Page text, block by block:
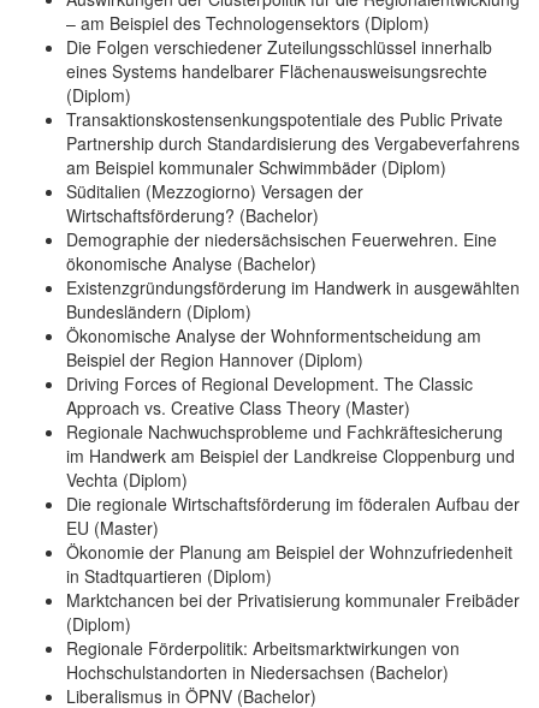
– am Beispiel des Technologensektors (Diplom)
Die Folgen verschiedener Zuteilungsschlüssel innerhalb
eines Systems handelbarer Flächenausweisungsrechte
(Diplom)
Transaktionskostensenkungspotentiale des Public Private
Partnership durch Standardisierung des Vergabeverfahrens
am Beispiel kommunaler Schwimmbäder (Diplom)
Süditalien (Mezzogiorno) Versagen der
Wirtschaftsförderung? (Bachelor)
Demographie der niedersächsischen Feuerwehren. Eine
ökonomische Analyse (Bachelor)
Existenzgründungsförderung im Handwerk in ausgewählten
Bundesländern (Diplom)
Ökonomische Analyse der Wohnformentscheidung am
Beispiel der Region Hannover (Diplom)
Driving Forces of Regional Development. The Classic
Approach vs. Creative Class Theory (Master)
Regionale Nachwuchsprobleme und Fachkräftesicherung
im Handwerk am Beispiel der Landkreise Cloppenburg und
Vechta (Diplom)
Die regionale Wirtschaftsförderung im föderalen Aufbau der
EU (Master)
Ökonomie der Planung am Beispiel der Wohnzufriedenheit
in Stadtquartieren (Diplom)
Marktchancen bei der Privatisierung kommunaler Freibäder
(Diplom)
Regionale Förderpolitik: Arbeitsmarktwirkungen von
Hochschulstandorten in Niedersachsen (Bachelor)
Liberalismus in ÖPNV (Bachelor)